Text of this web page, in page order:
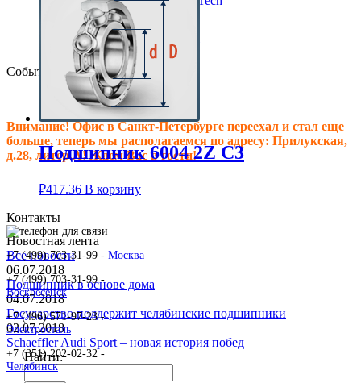
Сальники подшипника
Клиновые ремни
Техпластина резиновая
События
Внимание! Офис в Санкт-Петербурге переехал и стал еще
больше, теперь мы располагаемся по адресу: Прилукская,
д.28, литер.А! Ждем Вас в гости!
Новостная лента
Все новости
06.07.2018
Подшипник в основе дома
04.07.2018
Государство поддержит челябинские подшипники
02.07.2018
Schaeffler Audi Sport – новая история побед
Найти:
Подшипник 6004 2Z C3
₽417.36 В корзину
Контакты
+7 (499) 703-31-99 - Москва
+7 (499) 703-31-99 -
Воскресенск
+7 (496) 571-97-23 -
Электросталь
+7 (351) 202-02-32 -
Челябинск